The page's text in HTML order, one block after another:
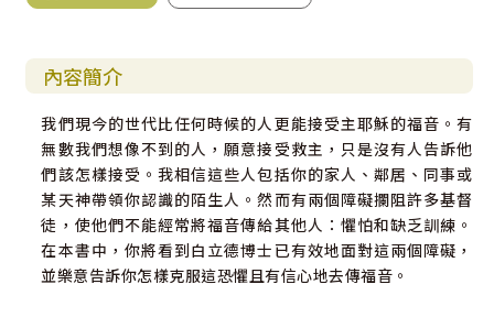
內容簡介
我們現今的世代比任何時候的人更能接受主耶穌的福音。有
無數我們想像不到的人，願意接受救主，只是沒有人告訴他
們該怎樣接受。我相信這些人包括你的家人、鄰居、同事或
某天神帶領你認識的陌生人。然而有兩個障礙攔阻許多基督
徒，使他們不能經常將福音傳給其他人：懼怕和缺乏訓練。
在本書中，你將看到白立德博士已有效地面對這兩個障礙，
並樂意告訴你怎樣克服這恐懼且有信心地去傳福音。